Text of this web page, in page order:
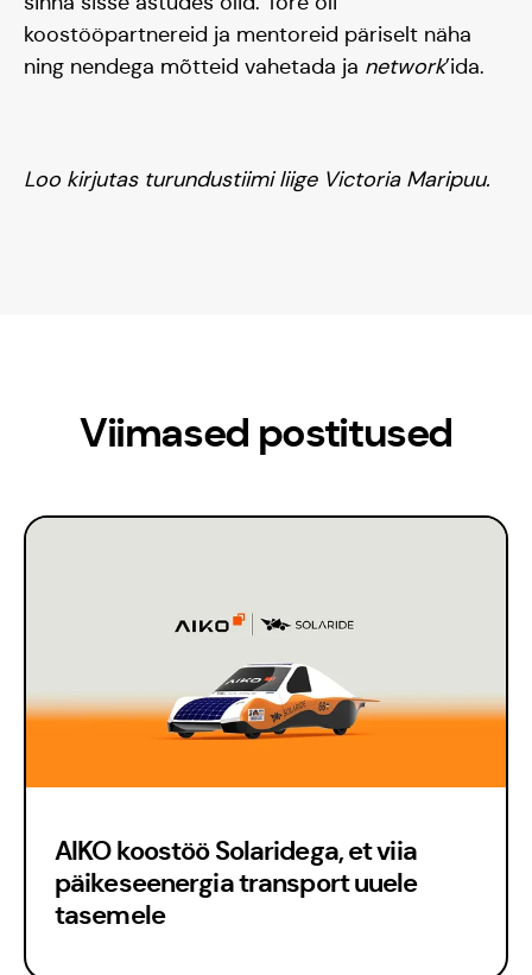
Kontakt
koostööpartnereid ja mentoreid päriselt näha
ning nendega mõtteid vahetada ja network’ida.
Loo kirjutas turundustiimi liige Victoria Maripuu.
Viimased postitused
AIKO koostöö Solaridega, et viia
päikeseenergia transport uuele
tasemele